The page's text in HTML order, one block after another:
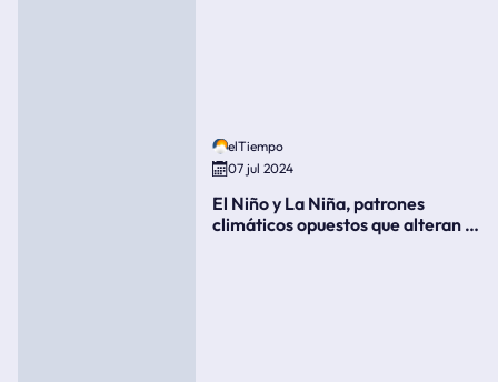
elTiempo
07 jul 2024
El Niño y La Niña, patrones
climáticos opuestos que alteran la